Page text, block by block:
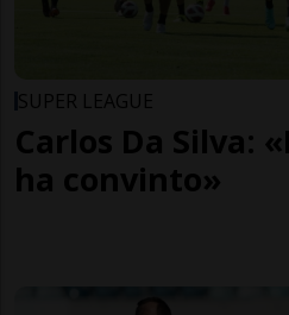
SUPER LEAGUE
Carlos Da Silva:
ha convinto»